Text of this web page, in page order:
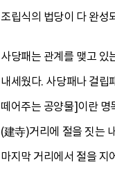
조립식의 법당이 다 완성
사당패는 관계를 맺고 있
내세웠다. 사당패나 걸립
떼어주는 공양물]이란
(建寺)거리에 절을 짓는
마지막 거리에서 절을 지